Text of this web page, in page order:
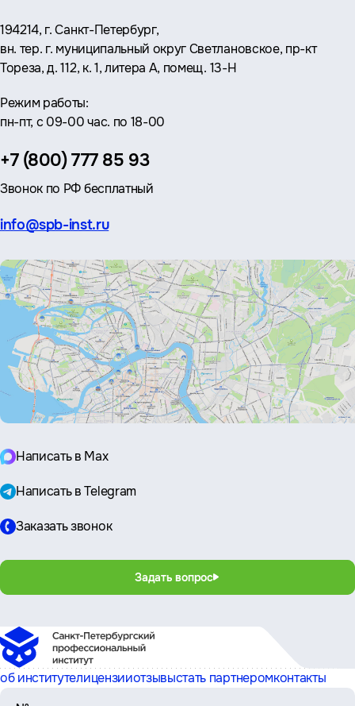
Адрес:
194214, г. Санкт-Петербург,
вн. тер. г. муниципальный округ Светлановское, пр-кт
Тореза, д. 112, к. 1, литера А, помещ. 13-Н
Режим работы:
пн-пт, с 09-00 час. по 18-00
Телефон:
+7 (800) 777 85 93
Звонок по РФ бесплатный
Эл.
info@spb-inst.ru
Написать в Max
Написать в Telegram
Заказать звонок
Задать вопрос
об институтелицензииотзывыстать партнеромконтакты